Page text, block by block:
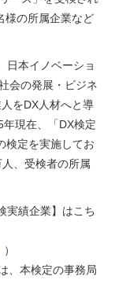
様の所属企業など
日本イノベーショ
会の発展・ビジネ
をDX人材へと導
現在、「DX検定
検定を実施してお
、受検者の所属
実績企業】はこち
、本検定の事務局